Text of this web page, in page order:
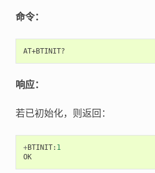
命令：
响应：
若已初始化，则返回：
+BTINIT: 1
OK